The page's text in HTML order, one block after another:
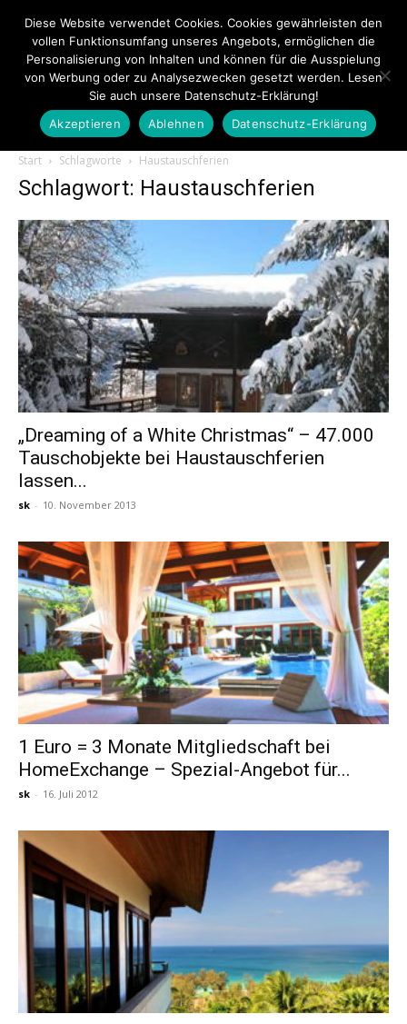
Touristiknews.de
Touristiknews
und
Reiseempfehlungen.
Start Schlagworte Haustauschferien
Schlagwort: Haustauschferien
„Dreaming of a White Christmas“ – 47.000
Tauschobjekte bei Haustauschferien
lassen...
sk - 10. November 2013
1 Euro = 3 Monate Mitgliedschaft bei
HomeExchange – Spezial-Angebot für...
sk - 16. Juli 2012
Diese Website verwendet Cookies. Cookies gewährleisten den
vollen Funktionsumfang unseres Angebots, ermöglichen die
Personalisierung von Inhalten und können für die Ausspielung
von Werbung oder zu Analysezwecken gesetzt werden. Lesen
Sie auch unsere Datenschutz-Erklärung!
Akzeptieren
Ablehnen Datenschutz-Erklärung